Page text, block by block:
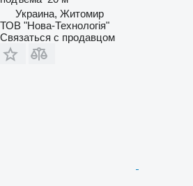
Украина, Житомир
ТОВ "Нова-Технологія"
Связаться с продавцом